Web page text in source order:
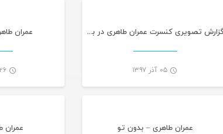
گزارش تصویری کنسرت عمران طاهری در بندرعباس
۰۵ آذر ۱۳۹۷
عمران
۲۶ بهمن ۱۳۹۶
عمران طاهری – بدون تو